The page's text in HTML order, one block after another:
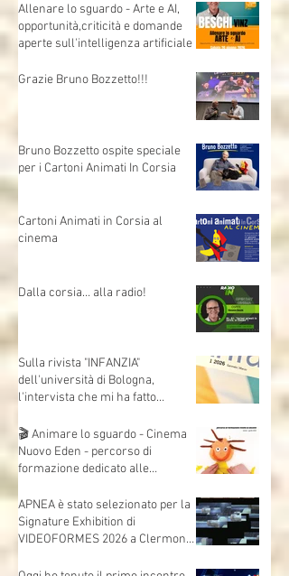
Allenare lo sguardo - Arte e AI,
opportunità,criticità e domande
aperte sull'intelligenza artificiale
Grazie Bruno Bozzetto!!!
Bruno Bozzetto ospite speciale
per i Cartoni Animati In Corsia
Cartoni Animati in Corsia al
cinema
Dalla corsia… alla radio!
Sulla rivista "INFANZIA"
dell'università di Bologna,
l'intervista che mi ha fatto
nascono dalle mani"
🎬 Animare lo sguardo - Cinema
Nuovo Eden - percorso di
formazione dedicato alle
scuola dell’infanzia e primaria.
APNEA è stato selezionato per la
Signature Exhibition di
VIDEOFORMES 2026 a Clermont-